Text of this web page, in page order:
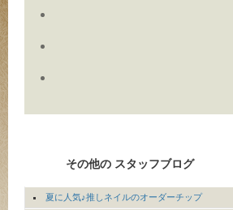
その他の スタッフブログ
夏に人気♪推しネイルのオーダーチップ